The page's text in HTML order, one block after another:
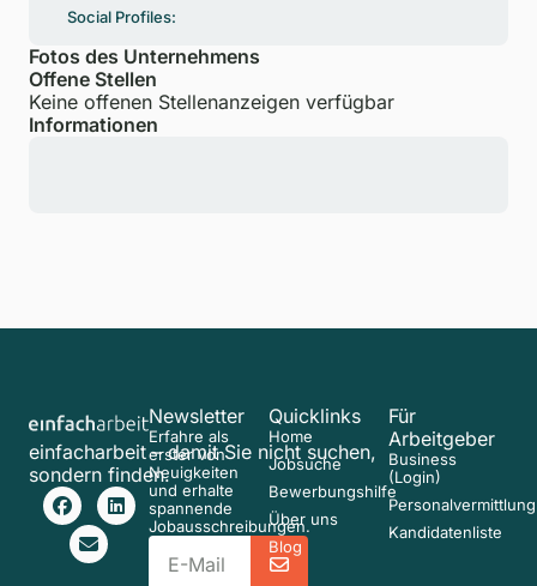
Social Profiles:
Fotos des Unternehmens
Offene Stellen
Keine offenen Stellenanzeigen verfügbar
Informationen
einfacharbeit – damit Sie nicht suchen,
sondern finden.
Quicklinks
Home
Jobsuche
Bewerbungshilfe
Über uns
Blog
Für
Arbeitgeber
Business
(Login)
Personalvermittlung
Kandidatenliste
Newsletter
Erfahre als
erster von
Neuigkeiten
und erhalte
spannende
Jobausschreibungen.